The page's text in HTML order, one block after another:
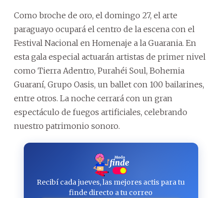
Como broche de oro, el domingo 27, el arte
paraguayo ocupará el centro de la escena con el
Festival Nacional en Homenaje a la Guarania. En
esta gala especial actuarán artistas de primer nivel
como Tierra Adentro, Purahéi Soul, Bohemia
Guaraní, Grupo Oasis, un ballet con 100 bailarines,
entre otros. La noche cerrará con un gran
espectáculo de fuegos artificiales, celebrando
nuestro patrimonio sonoro.
Recibí cada jueves, las mejores actis para tu
finde directo a tu correo